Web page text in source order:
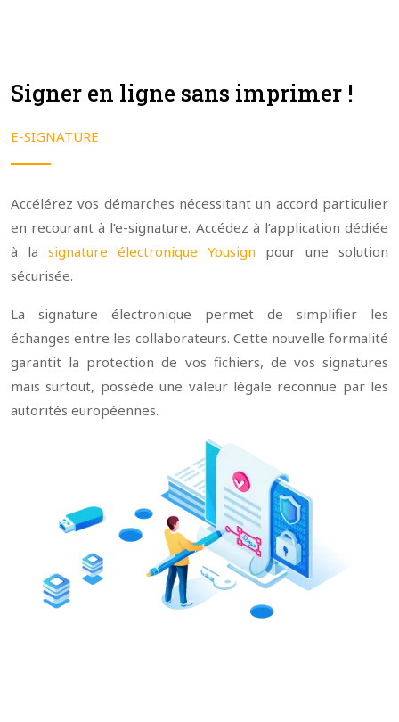
Signer en ligne sans imprimer !
E-SIGNATURE
Accélérez vos démarches nécessitant un accord particulier
en recourant à l’e-signature. Accédez à l’application dédiée
à la signature électronique Yousign pour une solution
sécurisée.
La signature électronique permet de simplifier les
échanges entre les collaborateurs. Cette nouvelle formalité
garantit la protection de vos fichiers, de vos signatures
mais surtout, possède une valeur légale reconnue par les
autorités européennes.